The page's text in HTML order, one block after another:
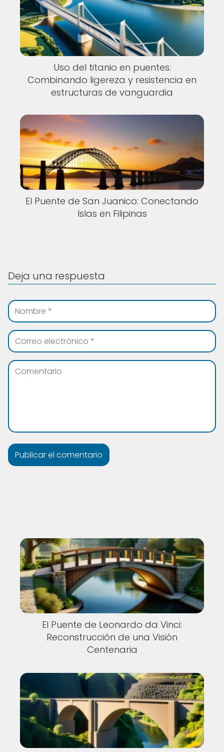
Uso del titanio en puentes:
Combinando ligereza y resistencia en
estructuras de vanguardia
El Puente de San Juanico: Conectando
Islas en Filipinas
Deja una respuesta
El Puente de Leonardo da Vinci:
Reconstrucción de una Visión
Centenaria